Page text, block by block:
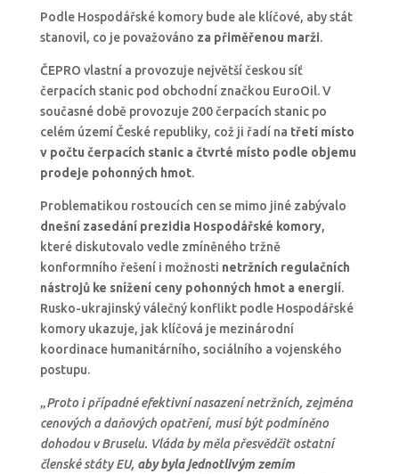
Podle Hospodářské komory bude ale klíčové, aby stát
stanovil, co je považováno za přiměřenou marži.
ČEPRO vlastní a provozuje největší českou síť
čerpacích stanic pod obchodní značkou EuroOil. V
současné době provozuje 200 čerpacích stanic po
celém území České republiky, což ji řadí na třetí místo
v počtu čerpacích stanic a čtvrté místo podle objemu
prodeje pohonných hmot.
Problematikou rostoucích cen se mimo jiné zabývalo
dnešní zasedání prezidia Hospodářské komory,
které diskutovalo vedle zmíněného tržně
konformního řešení i možnosti netržních regulačních
nástrojů ke snížení ceny pohonných hmot a energií.
Rusko-ukrajinský válečný konflikt podle Hospodářské
komory ukazuje, jak klíčová je mezinárodní
koordinace humanitárního, sociálního a vojenského
postupu.
„Proto i případné efektivní nasazení netržních, zejména
cenových a daňových opatření, musí být podmíněno
dohodou v Bruselu. Vláda by měla přesvědčit ostatní
členské státy EU, aby byla jednotlivým zemím